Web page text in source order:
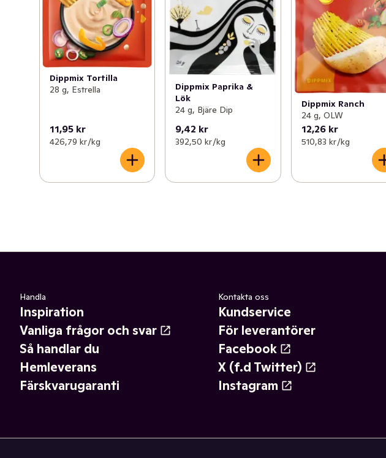
Dippmix Tortilla
28 g, Estrella
11,95 kr
426,79 kr /kg
Dippmix Paprika &
Lök
24 g, Bjäre Dip
9,42 kr
392,50 kr /kg
Dippmix Ranch
24 g, OLW
12,26 kr
510,83 kr /kg
Handla
Inspiration
Vanliga frågor och svar
Så handlar du
Hemleverans
Färskvarugaranti
Kontakta oss
Kundservice
För leverantörer
Facebook
X (f.d Twitter)
Instagram